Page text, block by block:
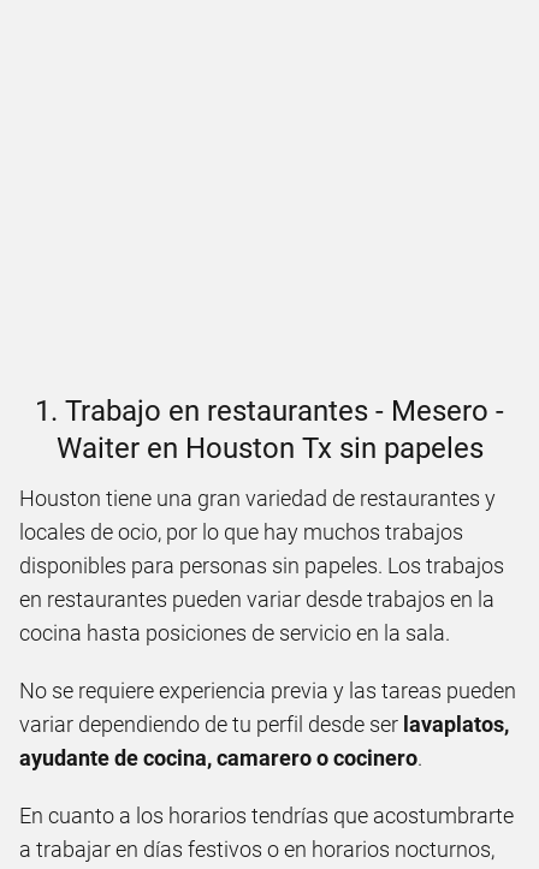
1. Trabajo en restaurantes - Mesero -
Waiter en Houston Tx sin papeles
Houston tiene una gran variedad de restaurantes y
locales de ocio, por lo que hay muchos trabajos
disponibles para personas sin papeles. Los trabajos
en restaurantes pueden variar desde trabajos en la
cocina hasta posiciones de servicio en la sala.
No se requiere experiencia previa y las tareas pueden
variar dependiendo de tu perfil desde ser lavaplatos,
ayudante de cocina, camarero o cocinero.
En cuanto a los horarios tendrías que acostumbrarte
a trabajar en días festivos o en horarios nocturnos,